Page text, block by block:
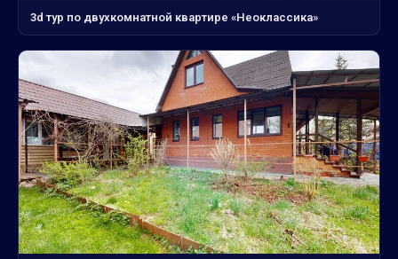
3d тур по двухкомнатной квартире «Неоклассика»